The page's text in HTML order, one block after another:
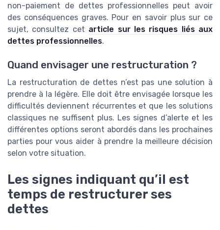
non-paiement de dettes professionnelles peut avoir
des conséquences graves. Pour en savoir plus sur ce
sujet, consultez cet article sur les risques liés aux
dettes professionnelles.
Quand envisager une restructuration ?
La restructuration de dettes n’est pas une solution à
prendre à la légère. Elle doit être envisagée lorsque les
difficultés deviennent récurrentes et que les solutions
classiques ne suffisent plus. Les signes d’alerte et les
différentes options seront abordés dans les prochaines
parties pour vous aider à prendre la meilleure décision
selon votre situation.
Les signes indiquant qu’il est
temps de restructurer ses
dettes